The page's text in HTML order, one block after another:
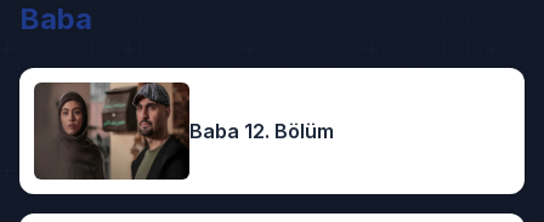
Baba
Baba 12. Bölüm